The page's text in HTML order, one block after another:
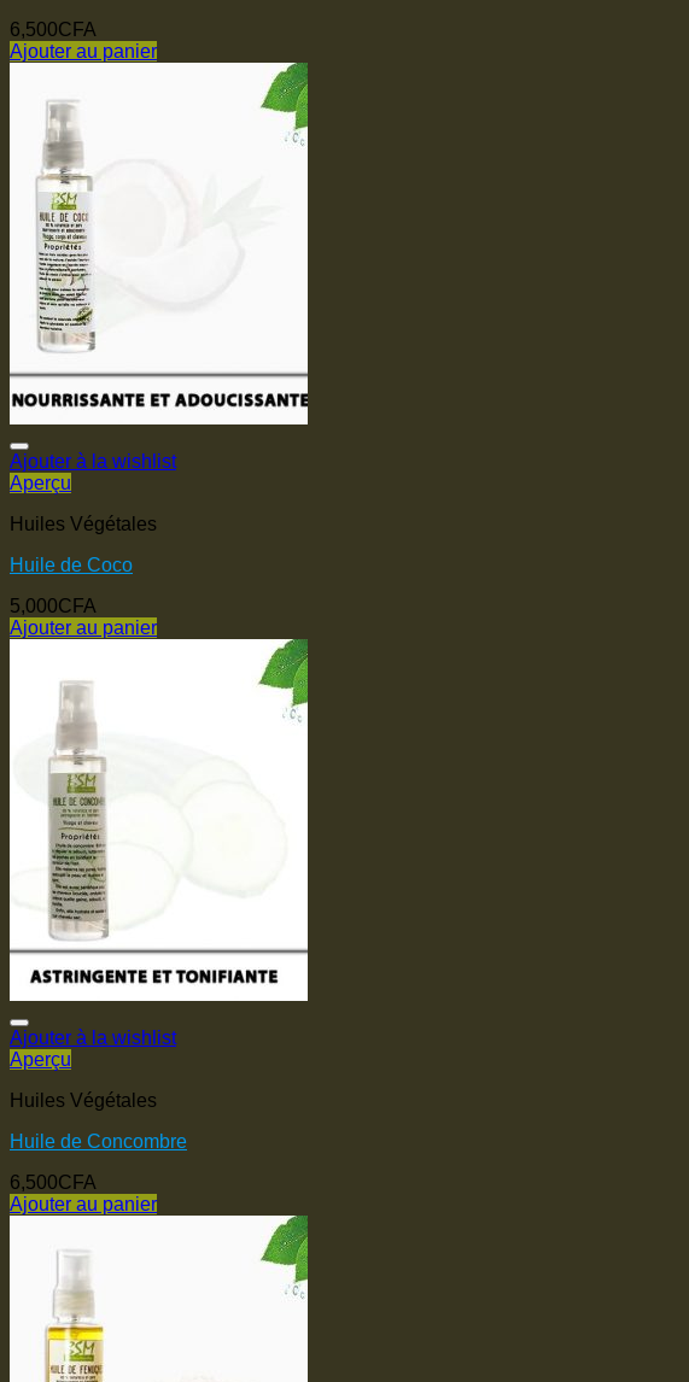
6,500CFA
Ajouter au panier
Ajouter à la wishlist
Aperçu
Huiles Végétales
Huile de Coco
5,000CFA
Ajouter au panier
Ajouter à la wishlist
Aperçu
Huiles Végétales
Huile de Concombre
6,500CFA
Ajouter au panier